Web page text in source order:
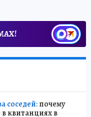
соседей:почему
в квитанциях в